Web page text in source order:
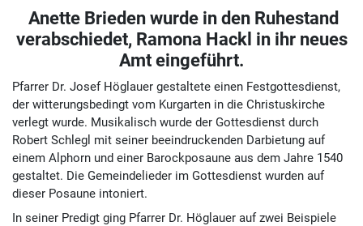
Anette Brieden wurde in den Ruhestand
verabschiedet, Ramona Hackl in ihr neues
Amt eingeführt.
Pfarrer Dr. Josef Höglauer gestaltete einen Fest­gottes­dienst,
der witterungs­bedingt vom Kur­garten in die Christus­kirche
verlegt wurde. Musi­kalisch wurde der Gottes­dienst durch
Robert Schlegl mit seiner beein­druckenden Dar­bietung auf
einem Alp­horn und einer Barock­posaune aus dem Jahre 1540
gestaltet. Die Gemeinde­lieder im Gottes­dienst wurden auf
dieser Posaune intoniert.
In seiner Predigt ging Pfarrer Dr. Hög­lauer auf zwei Bei­spiele